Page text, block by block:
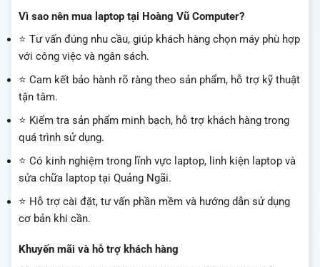
Vì sao nên mua laptop tại Hoàng Vũ Computer?
⭐ Tư vấn đúng nhu cầu, giúp khách hàng chọn máy phù hợp
với công việc và ngân sách.
⭐ Cam kết bảo hành rõ ràng theo sản phẩm, hỗ trợ kỹ thuật
tận tâm.
⭐ Kiểm tra sản phẩm minh bạch, hỗ trợ khách hàng trong
quá trình sử dụng.
⭐ Có kinh nghiệm trong lĩnh vực laptop, linh kiện laptop và
sửa chữa laptop tại Quảng Ngãi.
⭐ Hỗ trợ cài đặt, tư vấn phần mềm và hướng dẫn sử dụng
cơ bản khi cần.
Khuyến mãi và hỗ trợ khách hàng